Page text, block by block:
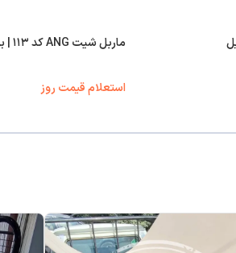
ماربل شیت ANG کد ۱۱۳ | براق ۳ میل
استعلام قیمت روز